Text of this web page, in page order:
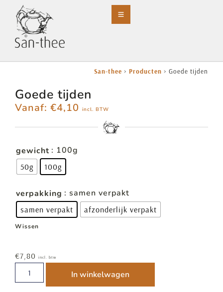
San-thee > Producten > Goede tijden
Goede tijden
Vanaf: €4,10 incl. BTW
gewicht : 100g
50g 100g
verpakking : samen verpakt
samen verpakt afzonderlijk verpakt
Wissen
€7,80 incl. btw
In winkelwagen